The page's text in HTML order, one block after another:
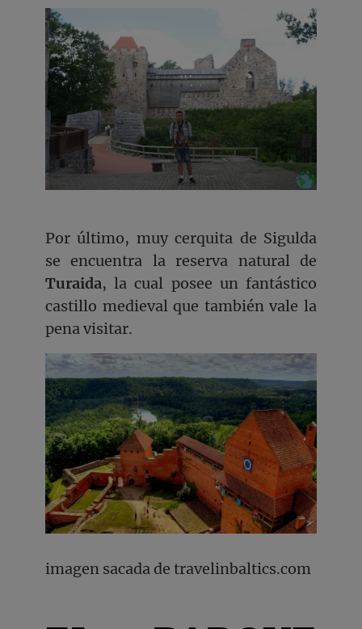
Por último, muy cerquita de Sigulda
se encuentra la reserva natural de
Turaida, la cual posee un fantástico
castillo medieval que también vale la
pena visitar.
imagen sacada de travelinbaltics.com